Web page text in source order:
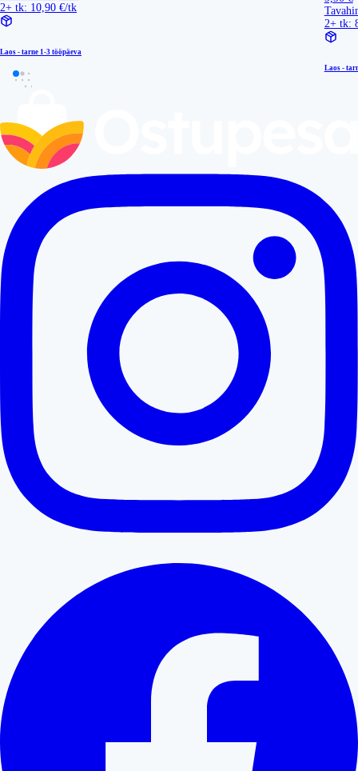
2+ tk: 10,90 €/tk
Laos - tarne 1-3 tööpäeva
2+ tk:
Laos -